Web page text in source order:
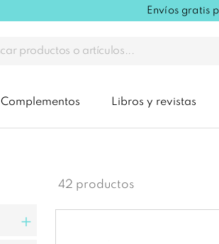
Envíos gratis
Complementos Libros y revistas
+
42 productos